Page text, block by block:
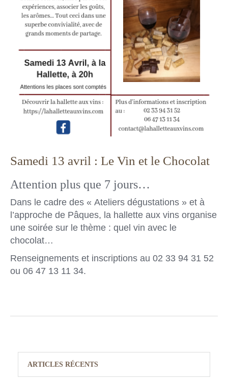
Samedi 13 avril : Le Vin et le Chocolat
Attention plus que 7 jours…
Dans le cadre des « Ateliers dégustations » et à
l’approche de Pâques, la hallette aux vins organise
une soirée sur le thème : quel vin avec le
chocolat…
Renseignements et inscriptions au 02 33 94 31 52
ou 06 47 13 11 34.
ARTICLES RÉCENTS